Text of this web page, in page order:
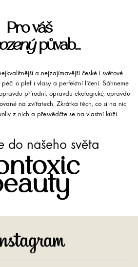
Pro váš
půvab...
a nejzajímavější české i světové
o pleť i vlasy a perfektní líčení. Sáhneme
přírodní, opravdu ekologické, opravdu
na zvířatech. Zkrátka těch, co si na nic
z nich a přesvědčte se na vlastní kůži.
do našeho světa